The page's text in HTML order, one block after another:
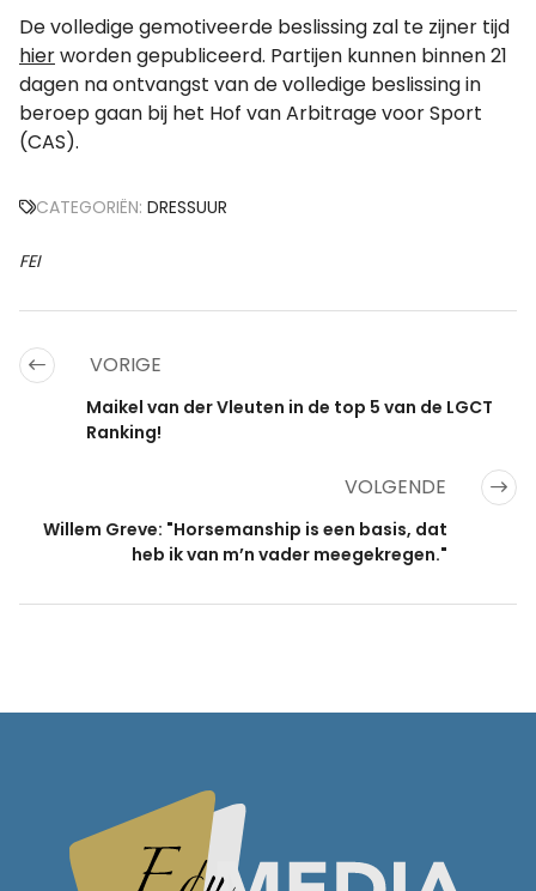
De volledige gemotiveerde beslissing zal te zijner tijd
hierworden gepubliceerd. Partijen kunnen binnen 21
dagen na ontvangst van de volledige beslissing in
beroep gaan bij het Hof van Arbitrage voor Sport
(CAS).
CATEGORIËN: DRESSUUR
FEI
VORIGE
Maikel van der Vleuten in de top 5 van de LGCT
Ranking!
VOLGENDE
Willem Greve: "Horsemanship is een basis, dat
heb ik van m’n vader meegekregen."